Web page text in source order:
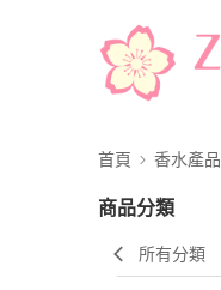
首頁 香水產品
商品分類
所有分類